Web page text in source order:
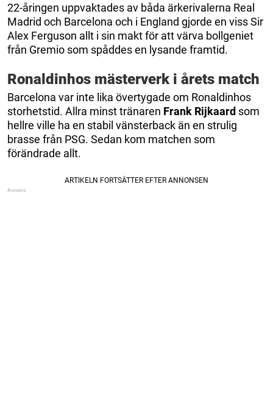
22-åringen uppvaktades av båda ärkerivalerna Real
Madrid och Barcelona och i England gjorde en viss Sir
Alex Ferguson allt i sin makt för att värva bollgeniet
från Gremio som spåddes en lysande framtid.
Ronaldinhos mästerverk i årets match
Barcelona var inte lika övertygade om Ronaldinhos
storhetstid. Allra minst tränaren Frank Rijkaard som
hellre ville ha en stabil vänsterback än en strulig
brasse från PSG. Sedan kom matchen som
förändrade allt.